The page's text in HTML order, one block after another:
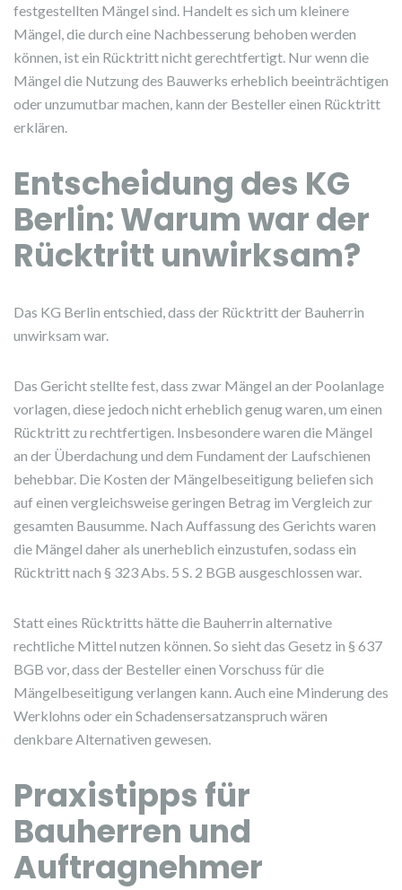
festgestellten Mängel sind. Handelt es sich um kleinere
Mängel, die durch eine Nachbesserung behoben werden
können, ist ein Rücktritt nicht gerechtfertigt. Nur wenn die
Mängel die Nutzung des Bauwerks erheblich beeinträchtigen
oder unzumutbar machen, kann der Besteller einen Rücktritt
erklären.
Entscheidung des KG
Berlin: Warum war der
Rücktritt unwirksam?
Das KG Berlin entschied, dass der Rücktritt der Bauherrin
unwirksam war.
Das Gericht stellte fest, dass zwar Mängel an der Poolanlage
vorlagen, diese jedoch nicht erheblich genug waren, um einen
Rücktritt zu rechtfertigen. Insbesondere waren die Mängel
an der Überdachung und dem Fundament der Laufschienen
behebbar. Die Kosten der Mängelbeseitigung beliefen sich
auf einen vergleichsweise geringen Betrag im Vergleich zur
gesamten Bausumme. Nach Auffassung des Gerichts waren
die Mängel daher als unerheblich einzustufen, sodass ein
Rücktritt nach § 323 Abs. 5 S. 2 BGB ausgeschlossen war.
Statt eines Rücktritts hätte die Bauherrin alternative
rechtliche Mittel nutzen können. So sieht das Gesetz in § 637
BGB vor, dass der Besteller einen Vorschuss für die
Mängelbeseitigung verlangen kann. Auch eine Minderung des
Werklohns oder ein Schadensersatzanspruch wären
denkbare Alternativen gewesen.
Praxistipps für
Bauherren und
Auftragnehmer